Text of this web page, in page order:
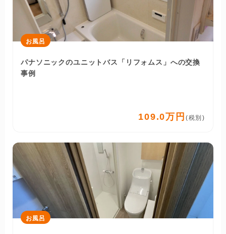
お風呂
パナソニックのユニットバス「リフォムス」への交換
事例
109.0万円 (税別)
お風呂